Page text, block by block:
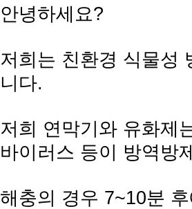
안녕하세요?
저희는 친환경 식물성
니다.
저희 연막기와 유화제
바이러스 등이 방역방
해충의 경우 7~10분